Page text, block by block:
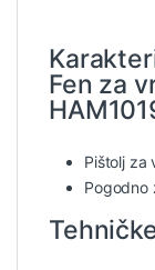
Fen za
Pištolj za
Pogodno